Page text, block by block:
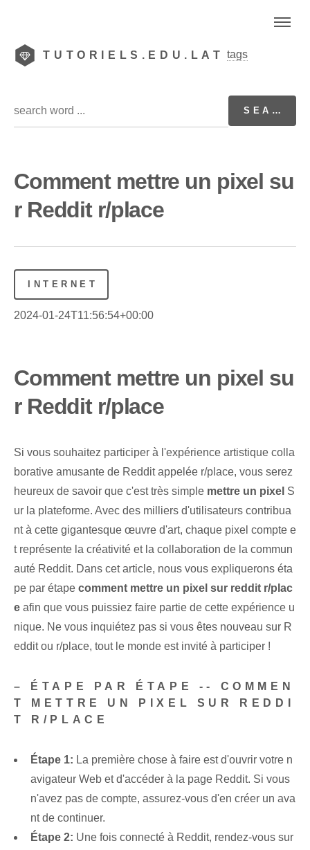
TUTORIELS.EDU.LAT tags
Comment mettre un pixel su
r Reddit r/place
INTERNET
2024-01-24T11:56:54+00:00
Comment mettre un pixel su
r Reddit r/place
Si vous souhaitez participer à l'expérience artistique colla
borative amusante de Reddit appelée r/place, vous serez
heureux de savoir que c'est très simple mettre un pixel S
ur la plateforme. Avec des milliers d'utilisateurs contribua
nt à cette gigantesque œuvre d'art, chaque pixel compte e
t représente la créativité et la collaboration de la commun
auté Reddit. Dans cet article, nous vous expliquerons éta
pe par étape comment mettre un pixel sur reddit r/plac
e afin que vous puissiez faire partie de cette expérience u
nique. Ne vous inquiétez pas si vous êtes nouveau sur R
eddit ou r/place, tout le monde est invité à participer !
– ÉTAPE PAR ÉTAPE -- COMMEN
T METTRE UN PIXEL SUR REDDI
T R/PLACE
Étape 1: La première chose à faire est d'ouvrir votre n
avigateur Web et d'accéder à la page Reddit. Si vous
n'avez pas de compte, assurez-vous d'en créer un ava
nt de continuer.
Étape 2: Une fois connecté à Reddit, rendez-vous sur